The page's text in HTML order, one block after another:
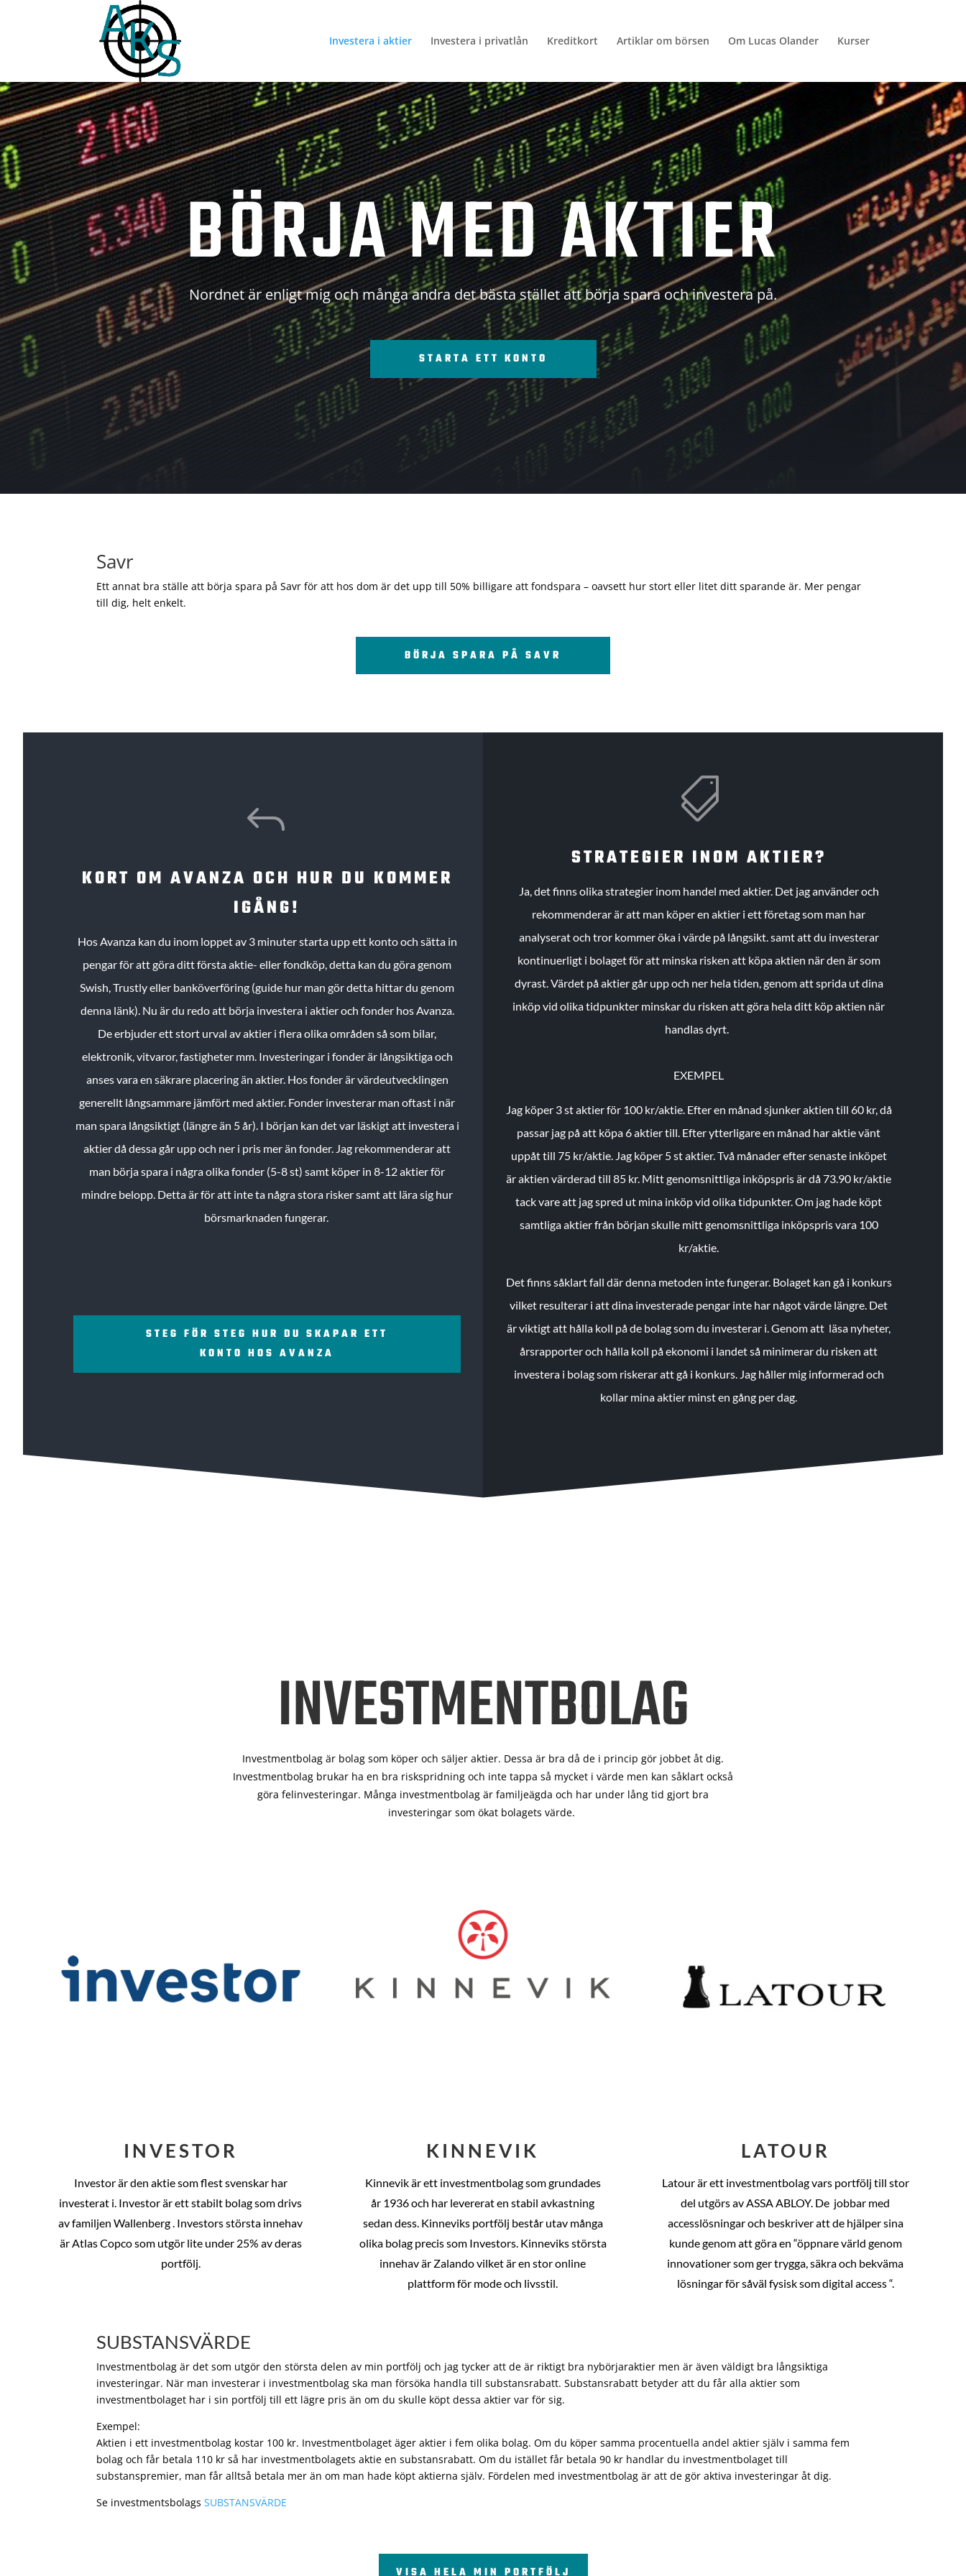
Investera i aktier Investera i privatlån Kreditkort Artiklar om börsen Om Lucas Olander Kurser
BÖRJA MED AKTIER
Nordnet är enligt mig och många andra det bästa stället att börja spara och investera på.
STARTA ETT KONTO
Savr
Ett annat bra ställe att börja spara på Savr för att hos dom är det upp till 50% billigare att fondspara – oavsett hur stort eller litet ditt sparande är. Mer pengar
till dig, helt enkelt.
BÖRJA SPARA PÅ SAVR
J
KORT OM AVANZA OCH HUR DU KOMMER
IGÅNG!
Hos Avanza kan du inom loppet av 3 minuter starta upp ett konto och sätta in
pengar för att göra ditt första aktie- eller fondköp, detta kan du göra genom
Swish, Trustly eller banköverföring (guide hur man gör detta hittar du genom
denna länk). Nu är du redo att börja investera i aktier och fonder hos Avanza.
De erbjuder ett stort urval av aktier i flera olika områden så som bilar,
elektronik, vitvaror, fastigheter mm. Investeringar i fonder är långsiktiga och
anses vara en säkrare placering än aktier. Hos fonder är värdeutvecklingen
generellt långsammare jämfört med aktier. Fonder investerar man oftast i när
man spara långsiktigt (längre än 5 år). I början kan det var läskigt att investera i
aktier då dessa går upp och ner i pris mer än fonder. Jag rekommenderar att
man börja spara i några olika fonder (5-8 st) samt köper in 8-12 aktier för
mindre belopp. Detta är för att inte ta några stora risker samt att lära sig hur
börsmarknaden fungerar.
STEG FÖR STEG HUR DU SKAPAR ETT
KONTO HOS AVANZA

STRATEGIER INOM AKTIER?
Ja, det finns olika strategier inom handel med aktier. Det jag använder och
rekommenderar är att man köper en aktier i ett företag som man har
analyserat och tror kommer öka i värde på långsikt. samt att du investerar
kontinuerligt i bolaget för att minska risken att köpa aktien när den är som
dyrast. Värdet på aktier går upp och ner hela tiden, genom att sprida ut dina
inköp vid olika tidpunkter minskar du risken att göra hela ditt köp aktien när
handlas dyrt.
EXEMPEL
Jag köper 3 st aktier för 100 kr/aktie. Efter en månad sjunker aktien till 60 kr, då
passar jag på att köpa 6 aktier till. Efter ytterligare en månad har aktie vänt
uppåt till 75 kr/aktie. Jag köper 5 st aktier.Två månader efter senaste inköpet
är aktien värderad till 85 kr. Mitt genomsnittliga inköpspris är då 73.90 kr/aktie
tack vare att jag spred ut mina inköp vid olika tidpunkter. Om jag hade köpt
samtliga aktier från början skulle mitt genomsnittliga inköpspris vara 100
kr/aktie.
Det finns såklart fall där denna metoden inte fungerar. Bolaget kan gå i konkurs
vilket resulterar i att dina investerade pengar inte har något värde längre. Det
är viktigt att hålla koll på de bolag som du investerar i. Genom att läsa nyheter,
årsrapporter och hålla koll på ekonomi i landet så minimerar du risken att
investera i bolag som riskerar att gå i konkurs. Jag håller mig informerad och
kollar mina aktier minst en gång per dag.
INVESTMENTBOLAG
Investmentbolag är bolag som köper och säljer aktier. Dessa är bra då de i princip gör jobbet åt dig.
Investmentbolag brukar ha en bra riskspridning och inte tappa så mycket i värde men kan såklart också
göra felinvesteringar. Många investmentbolag är familjeägda och har under lång tid gjort bra
investeringar som ökat bolagets värde.
INVESTOR
Investor är den aktie som flest svenskar har
investerat i. Investor är ett stabilt bolag som drivs
av familjen Wallenberg . Investors största innehav
är Atlas Copco som utgör lite under 25% av deras
portfölj.
KINNEVIK
Kinnevik är ett investmentbolag som grundades
år 1936 och har levererat en stabil avkastning
sedan dess. Kinneviks portfölj består utav många
olika bolag precis som Investors. Kinneviks största
innehav är Zalando vilket är en stor online
plattform för mode och livsstil.
LATOUR
Latour är ett investmentbolag vars portfölj till stor
del utgörs av ASSA ABLOY. De jobbar med
accesslösningar och beskriver att de hjälper sina
kunde genom att göra en “öppnare värld genom
innovationer som ger trygga, säkra och bekväma
lösningar för såväl fysisk som digital access “.
SUBSTANSVÄRDE
Investmentbolag är det som utgör den största delen av min portfölj och jag tycker att de är riktigt bra nybörjaraktier men är även väldigt bra långsiktiga
investeringar. När man investerar i investmentbolag ska man försöka handla till substansrabatt. Substansrabatt betyder att du får alla aktier som
investmentbolaget har i sin portfölj till ett lägre pris än om du skulle köpt dessa aktier var för sig.
Exempel:
Aktien i ett investmentbolag kostar 100 kr. Investmentbolaget äger aktier i fem olika bolag. Om du köper samma procentuella andel aktier själv i samma fem
bolag och får betala 110 kr så har investmentbolagets aktie en substansrabatt. Om du istället får betala 90 kr handlar du investmentbolaget till
substanspremier, man får alltså betala mer än om man hade köpt aktierna själv. Fördelen med investmentbolag är att de gör aktiva investeringar åt dig.
Se investmentsbolagsSUBSTANSVÄRDE
VISA HELA MIN PORTFÖLJ